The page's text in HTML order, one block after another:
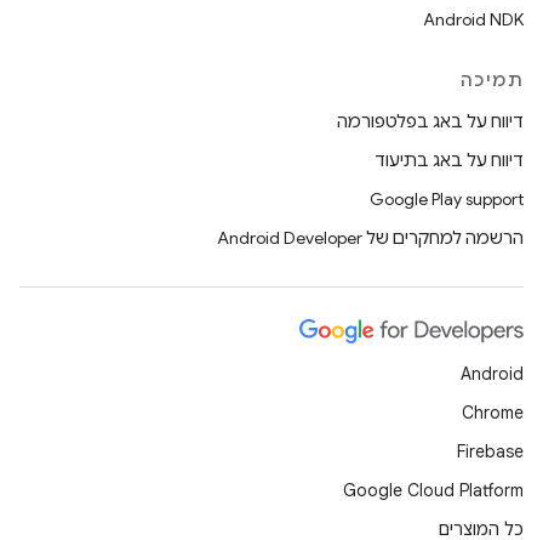
Android NDK
תמיכה
דיווח על באג בפלטפורמה
דיווח על באג בתיעוד
Google Play support
הרשמה למחקרים של Android Developer
Android
Chrome
Firebase
Google Cloud Platform
כל המוצרים